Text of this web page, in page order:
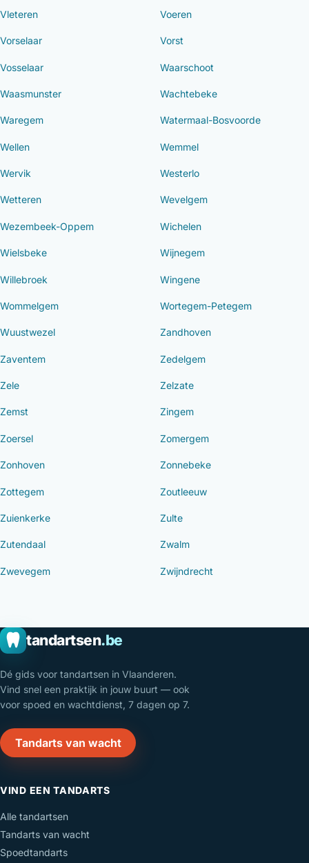
Vleteren Voeren
Vorselaar Vorst
Vosselaar Waarschoot
Waasmunster Wachtebeke
Waregem Watermaal-Bosvoorde
Wellen Wemmel
Wervik Westerlo
Wetteren Wevelgem
Wezembeek-Oppem Wichelen
Wielsbeke Wijnegem
Willebroek Wingene
Wommelgem Wortegem-Petegem
Wuustwezel Zandhoven
Zaventem Zedelgem
Zele Zelzate
Zemst Zingem
Zoersel Zomergem
Zonhoven Zonnebeke
Zottegem Zoutleeuw
Zuienkerke Zulte
Zutendaal Zwalm
Zwevegem Zwijndrecht
tandartsen.be
Dé gids voor tandartsen in Vlaanderen.
Vind snel een praktijk in jouw buurt — ook
voor spoed en wachtdienst, 7 dagen op 7.
Tandarts van wacht
VIND EEN TANDARTS
Alle tandartsen
Tandarts van wacht
Spoedtandarts